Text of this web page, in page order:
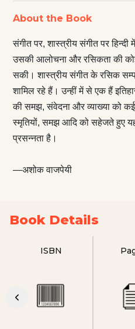
About the Book
संगीत पर, शास्त्रीय संगीत पर
उसकी आलोचना और रसिकता की कोई
सकी। शास्त्रीय संगीत के रसिक
शामिल रहे हैं। उन्हीं में से एक हैं
की समझ, संवेदना और व्याख्या को
स्मृतियों, समझ आदि को सहेजते हुए
प्रसन्नता है।
—अशोक वाजपेयी
Book Details
ISBN